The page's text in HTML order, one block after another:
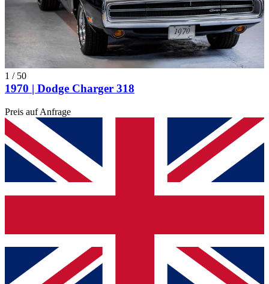
1 / 50
1970 | Dodge Charger 318
Preis auf Anfrage